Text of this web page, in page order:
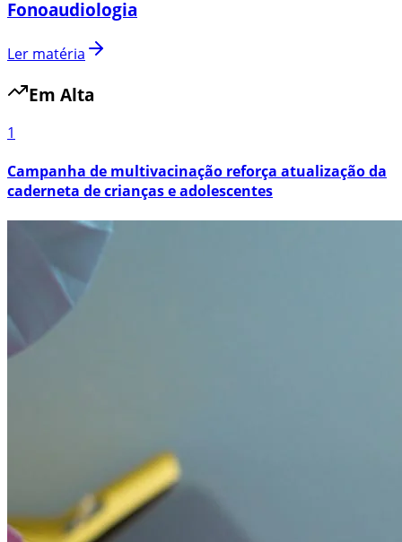
Fonoaudiologia
Ler matéria
Em Alta
1
Campanha de multivacinação reforça atualização da
caderneta de crianças e adolescentes